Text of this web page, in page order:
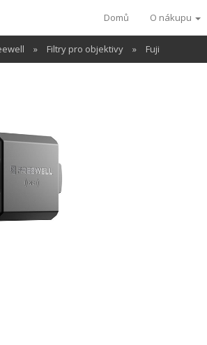
Domů O nákupu
» Filtry pro objektivy » Fuji